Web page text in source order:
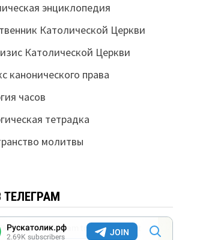
энциклопедия
Католической Церкви
Католической Церкви
канонического права
часов
тетрадка
молитвы